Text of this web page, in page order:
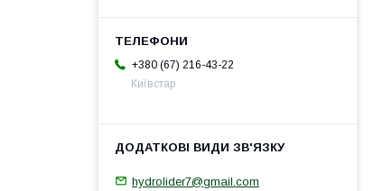
+380 (67) 216-43-22
Київстар
hydrolider7@gmail.com